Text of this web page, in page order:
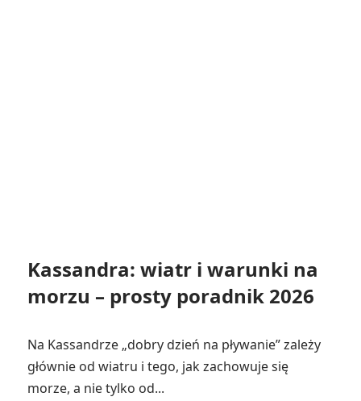
Kassandra: wiatr i warunki na
morzu – prosty poradnik 2026
Na Kassandrze „dobry dzień na pływanie” zależy
głównie od wiatru i tego, jak zachowuje się
morze, a nie tylko od...